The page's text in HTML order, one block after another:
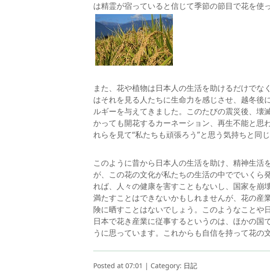
は精霊が宿っていると信じて季節の節目で花を使
また、花や植物は日本人の生活を助けるだけで
はそれを見る人たちに生命力を感じさせ、越冬後
ルギーを与えてきました。このたびの震災後、壊
かっても開花するカーネーション、再生不能と思
れらを見て“私たちも頑張ろう”と思う気持ちと同じ
このように昔から日本人の生活を助け、精神生活
が、この花の文化が私たちの生活の中ででいくら
れば、人々の健康を害すこともないし、国家を崩
満たすことはできないかもしれませんが、花の産
険に晒すことはないでしょう。このようなことや
日本で花き産業に従事するというのは、ほかの国
うに思っています。これからも自信を持って花の
Posted at 07:01 | Category: 日記